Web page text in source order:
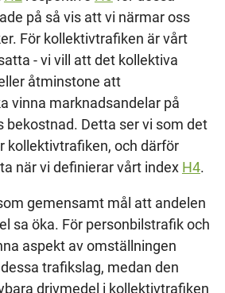
på så vis att vi närmar oss
För kollektivtrafiken är vårt
- vi vill att det kollektiva
åtminstone att
vinna marknadsandelar på
bekostnad. Detta ser vi som det
kollektivtrafiken, och därför
när vi definierar vårt index H4.
gemensamt mål att andelen
sa öka. För personbilstrafik och
aspekt av omställningen
trafikslag, medan den
drivmedel i kollektivtrafiken